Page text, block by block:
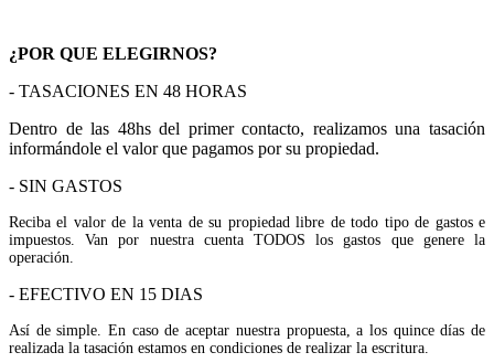
¿POR QUE ELEGIRNOS?
- TASACIONES EN 48 HORAS
Dentro de las 48hs del primer contacto, realizamos una tasación
informándole el valor que pagamos por su propiedad.
- SIN GASTOS
Reciba el valor de la venta de su propiedad libre de todo tipo de gastos e
impuestos. Van por nuestra cuenta TODOS los gastos que genere la
operación.
- EFECTIVO EN 15 DIAS
Así de simple. En caso de aceptar nuestra propuesta, a los quince días de
realizada la tasación estamos en condiciones de realizar la escritura.